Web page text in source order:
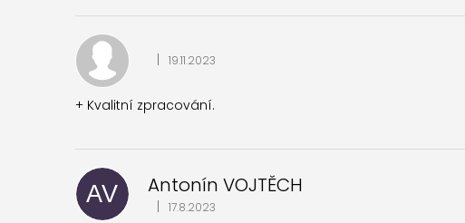
Hodnocení produktu je 5 z 5 hvězdiček.
19.11.2023
+ Kvalitní zpracování.
AV Antonín VOJTĚCH
Hodnocení produktu je 5 z 5 hvězdiček.
| 17.8.2023